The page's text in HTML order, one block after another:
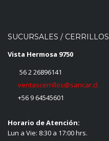
SUCURSALES / CERRILLOS
Vista Hermosa 9750
56 2 26896141
ventascerrillos@sancar.cl
+56 9 64545601
Horario de Atención:
Lun a Vie: 8:30 a 17:00 hrs.